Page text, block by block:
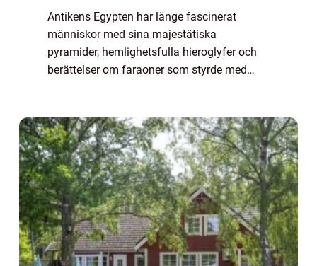
Antikens Egypten har länge fascinerat
människor med sina majestätiska
pyramider, hemlighetsfulla hieroglyfer och
berättelser om faraoner som styrde med